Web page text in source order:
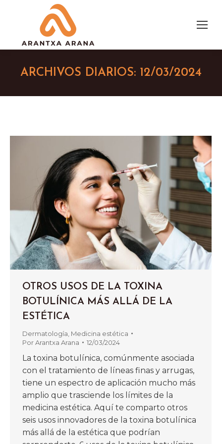
ARCHIVOS DIARIOS: 12/03/2024
OTROS USOS DE LA TOXINA
BOTULÍNICA MÁS ALLÁ DE LA
ESTÉTICA
Dermatología Medicina estética
PorArantxa Arana 12/03/2024
La toxina botulínica, comúnmente asociada
con el tratamiento de líneas finas y arrugas,
tiene un espectro de aplicación mucho más
amplio que trasciende los límites de la
medicina estética. Aquí te comparto otros
seis usos innovadores de la toxina botulínica
más allá de la estética que podrían